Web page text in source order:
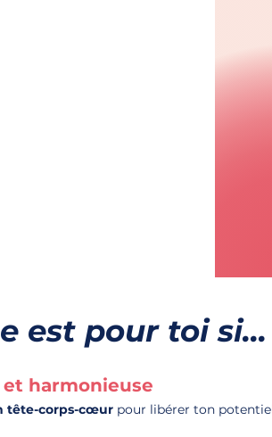
est pour toi si...
harmonieuse
tête-corps-cœur pour libérer ton